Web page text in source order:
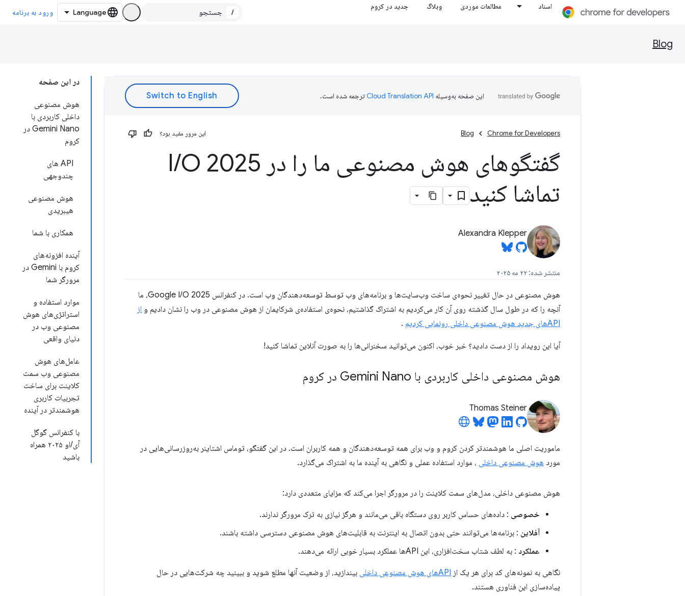
اسناد مطالعات موردی وبلاگ جدید در کروم
/ ورود به برنامه
Blog
در این صفحه
هوش مصنوعی
داخلی کاربردی با
Gemini Nano در
کروم
API های
چندوجهی
هوش مصنوعی
هیبریدی
همکاری با شما
آینده افزونه‌های
کروم با Gemini در
مرورگر شما
موارد استفاده و
استراتژی‌های هوش
مصنوعی وب در
دنیای واقعی
عامل‌های هوش
مصنوعی وب سمت
کلاینت برای ساخت
تجربیات کاربری
هوشمندتر در آینده
با کنفرانس گوگل
آی/او ۲۰۲۵ همراه
باشید
این صفحه به‌وسیله ترجمه شده است.
Chrome for Developers
Blog این مرور مفید بود؟
گفتگوهای هوش مصنوعی ما را در I /O 2025
تماشا کنید
Alexandra Klepper
منتشر شده: ۲۲ مه ۲۰۲۵
هوش مصنوعی در حال تغییر نحوه‌ی ساخت وب‌سایت‌ها و برنامه‌های وب توسط توسعه‌دهندگان وب است. در کنفرانس Google I/O 2025، ما
آنچه را که در طول سال گذشته روی آن کار می‌کردیم به اشتراک گذاشتیم، نحوه‌ی استفاده‌ی شرکایمان از هوش مصنوعی در وب را نشان دادیم و از
APIهای جدید هوش مصنوعی داخلی رونمایی کردیم
.
آیا این رویداد را از دست دادید؟ خبر خوب، اکنون می‌توانید سخنرانی‌ها را به صورت آنلاین تماشا کنید!
هوش مصنوعی داخلی کاربردی با Gemini Nano در کروم
Thomas Steiner
ماموریت اصلی ما هوشمندتر کردن کروم و وب برای همه توسعه‌دهندگان و همه کاربران است. در این گفتگو، توماس اشتاینر به‌روزرسانی‌هایی در
مورد هوش مصنوعی داخلی ، موارد استفاده عملی و نگاهی به آینده ما به اشتراک می‌گذارد.
هوش مصنوعی داخلی، مدل‌های سمت کلاینت را در مرورگر اجرا می‌کند که مزایای متعددی دارد:
خصوصی : داده‌های حساس کاربر روی دستگاه باقی می‌مانند و هرگز نیازی به ترک مرورگر ندارند.
آفلاین : برنامه‌ها می‌توانند حتی بدون اتصال به اینترنت به قابلیت‌های هوش مصنوعی دسترسی داشته باشند.
عملکرد : به لطف شتاب سخت‌افزاری، این APIها عملکرد بسیار خوبی ارائه می‌دهند.
نگاهی به نمونه‌های کد برای هر یک از APIهای هوش مصنوعی داخلی
بیندازید، از وضعیت آنها مطلع شوید و ببینید چه شرکت‌هایی در حال
پیاده‌سازی این فناوری هستند.